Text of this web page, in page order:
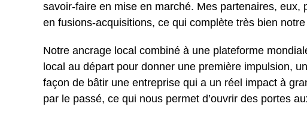
savoir-faire en mise en marché. Mes partenaires,
en fusions-acquisitions, ce qui complète très bien
Notre ancrage local combiné à une plateforme
local au départ pour donner une première impulsion,
façon de bâtir une entreprise qui a un réel impact à
par le passé, ce qui nous permet d’ouvrir des portes